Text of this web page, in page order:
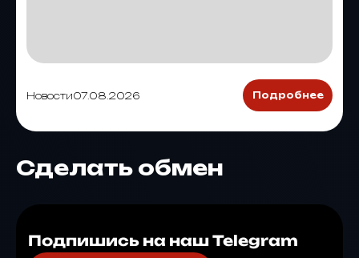
Новости07.08.2026 Подробнее
Сделать обмен
Подпишись на наш Telegram